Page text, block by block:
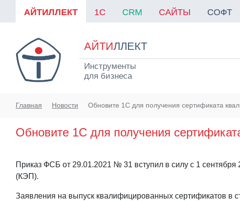
АЙТИЛЛЕКТ 1C CRM САЙТЫ СОФТ
АЙТИЛЛЕКТ
Инструменты
для бизнеса
Главная Новости Обновите 1С для получения сертификата
Обновите 1С для получения
Приказ ФСБ от 29.01.2021 № 31 вступил в силу с 1 сентября
(КЭП).
Заявления на выпуск квалифицированных сертификатов в